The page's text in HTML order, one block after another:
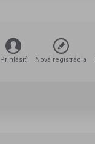
Prihlásiť Nová registrácia